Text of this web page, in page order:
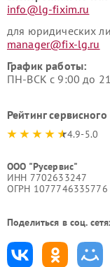
info@lg-fixim.ru
для юридических
manager@fix-lg.ru
График работы:
ПН-ВСК с 9:00 до
Рейтинг
4.9-5.0
ООО "Русервис"
ИНН 7702633247
ОГРН 1077746335776
Поделиться в соц.